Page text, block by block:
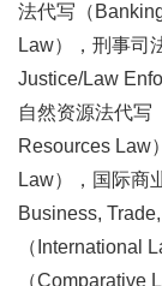
法代写（
Law），刑事司
Justice/Law
自然资源法代写
Resources Law
Law），国际商
Business,
（International
（Comparative